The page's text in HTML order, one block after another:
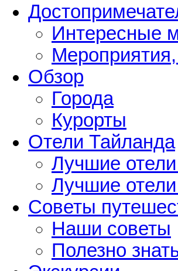
Интересные
Обзор
Города
Курорты
Отели Тайланда
Лучшие
Лучшие
Советы
Наши советы
Полезно